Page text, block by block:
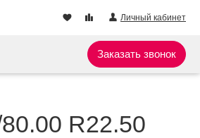
Личный кабинет
Заказать звонок
R22.50